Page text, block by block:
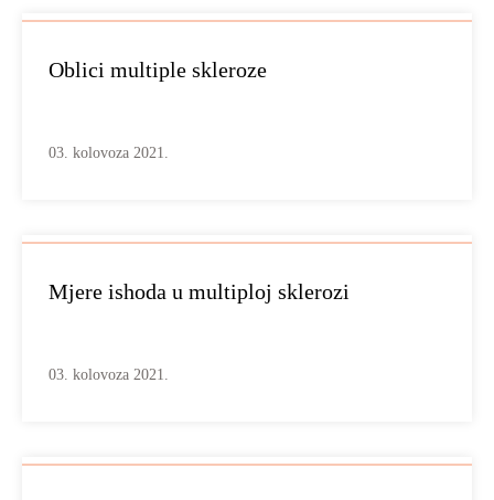
Oblici multiple skleroze
03. kolovoza 2021.
Mjere ishoda u multiploj sklerozi
03. kolovoza 2021.